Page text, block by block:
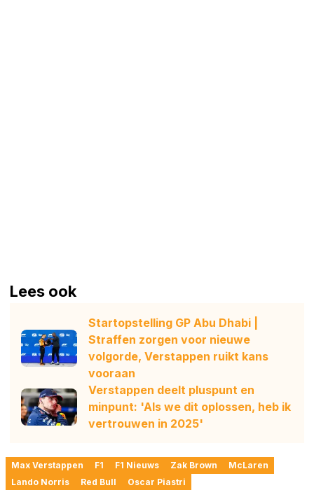
Lees ook
Startopstelling GP Abu Dhabi |
Straffen zorgen voor nieuwe
volgorde, Verstappen ruikt kans
vooraan
Verstappen deelt pluspunt en
minpunt: 'Als we dit oplossen, heb ik
vertrouwen in 2025'
Max Verstappen F1 F1 Nieuws Zak Brown
McLaren
Lando Norris
Red Bull Oscar Piastri